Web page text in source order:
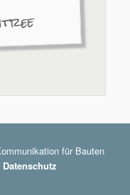
für Bauten
Datenschutz